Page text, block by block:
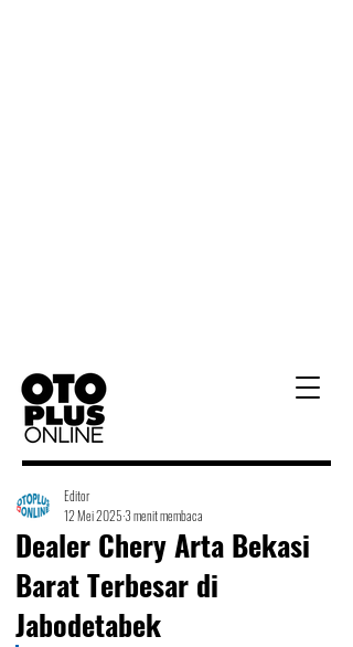
Dealer Chery Arta Bekasi
Barat Terbesar di
Jabodetabek
Editor
12 Mei 20253 menit membaca